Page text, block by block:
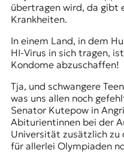
übertragen wird, da gibt
Krankheiten.
In einem Land, in dem
HI-Virus in sich tragen,
Kondome abzuschaffen!
Tja, und schwangere
was uns allen noch
Senator Kutepow in
Abiturientinnen bei der
Universität zusätzlich zu
für allerlei Olympiaden